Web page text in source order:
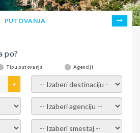
PUTOVANJA
po?
Tipu putovanja Agenciji
- izaberi destinaciju -
- izaberi agenciju -
- Izaberite smestaj -